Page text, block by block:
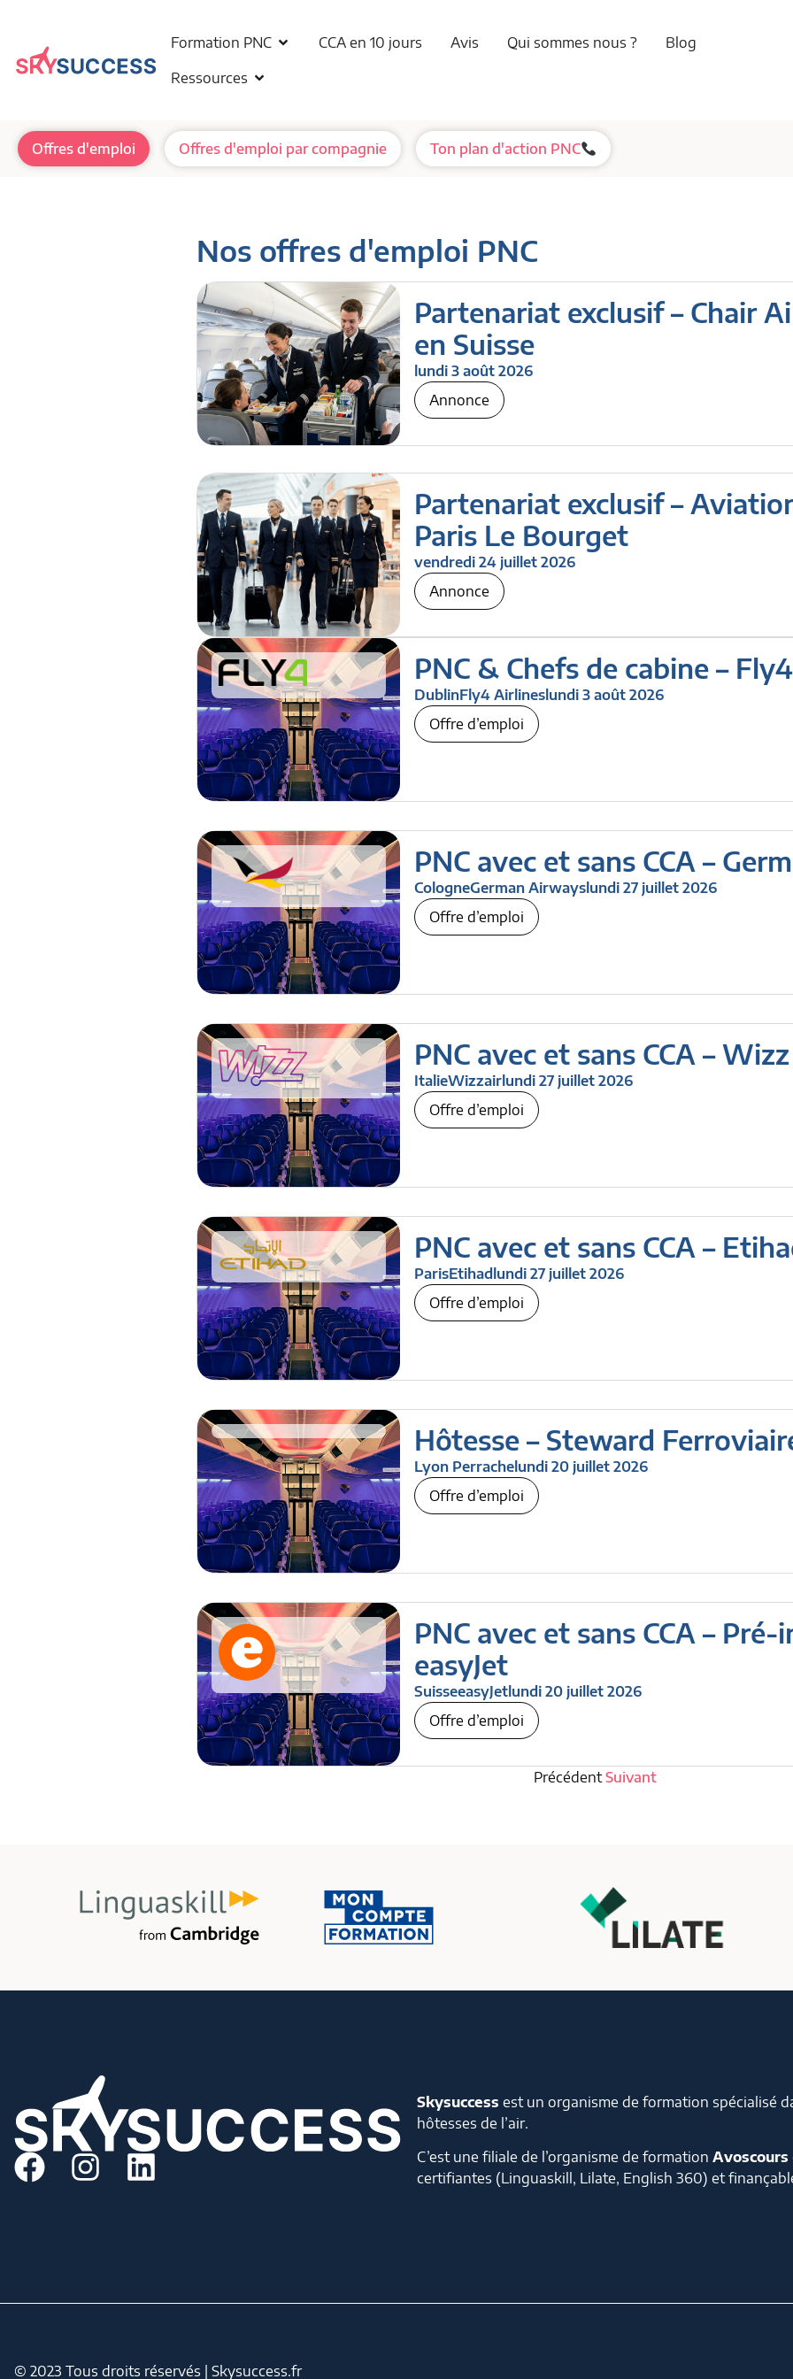
Formation PNC CCA en 10 jours Avis Qui sommes nous ?
Blog
Ressources
Offres d'emploi Offres d'emploi par compagnie Ton plan d'action PNC
Nos offres d'emploi PNC
Partenariat exclusif – Chair
en Suisse
lundi 3 août 2026
Annonce
Partenariat exclusif –
Paris Le Bourget
vendredi 24 juillet 2026
Annonce
PNC & Chefs de cabine –
DublinFly4 Airlines lundi 3 août 2026
Offre d’emploi
PNC avec et sans CCA –
CologneGerman Airways lundi 27 juillet 2026
Offre d’emploi
PNC avec et sans CCA –
ItalieWizzair lundi 27 juillet 2026
Offre d’emploi
PNC avec et sans CCA –
ParisEtihad lundi 27 juillet 2026
Offre d’emploi
Hôtesse – Steward
Lyon Perrache lundi 20 juillet 2026
Offre d’emploi
PNC avec et sans CCA –
easyJet
SuisseeasyJet lundi 20 juillet 2026
Offre d’emploi
Précédent Suivant
Skysuccess est un organisme de formation spécialisé
hôtesses de l’air.
C’est une filiale de l’organisme de formationAvoscours
certifiantes (Linguaskill, Lilate, English 360) et
© 2023 Tous droits réservés | Skysuccess.fr